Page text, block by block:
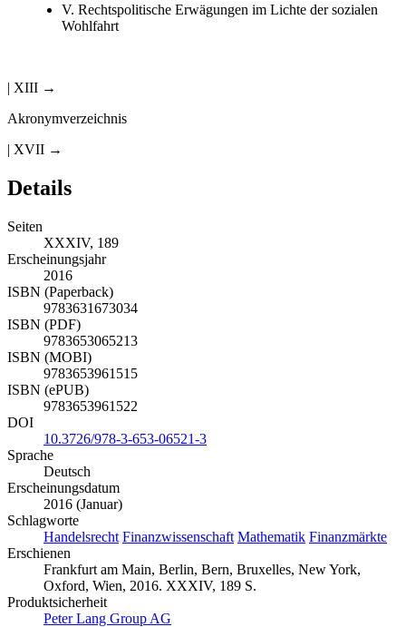
V. Rechtspolitische Erwägungen im Lichte der sozialen
Wohlfahrt
| XIII →
Akronymverzeichnis
| XVII →
Details
Seiten
XXXIV, 189
Erscheinungsjahr
2016
ISBN (Paperback)
9783631673034
ISBN (PDF)
9783653065213
ISBN (MOBI)
9783653961515
ISBN (ePUB)
9783653961522
DOI
10.3726/978-3-653-06521-3
Sprache
Deutsch
Erscheinungsdatum
2016 (Januar)
Schlagworte
Handelsrecht Finanzwissenschaft Mathematik Finanzmärkte
Erschienen
Frankfurt am Main, Berlin, Bern, Bruxelles, New York,
Oxford, Wien, 2016. XXXIV, 189 S.
Produktsicherheit
Peter Lang Group AG